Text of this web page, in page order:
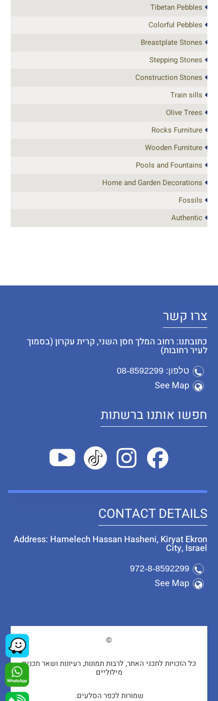
Tibetan Pebbles
Colorful Pebbles
Breastplate Stones
Stepping Stones
Construction Stones
Train sills
Olive Trees
Rocks Furniture
Wooden Furniture
Pools and Fountains
Home and Garden Decorations
Fossils
Authentic
צרו קשר
כתובתנו: רחוב המלך חסן השני, קרית עקרון (בסמוך
לעיר רחובות)
טלפון: 08-8592299
See Map
חפשו אותנו ברשתות
CONTACT DETAILS
Address: Hamelech Hassan Hasheni, Kiryat Ekron
City, Israel
972-8-8592299
See Map
©
כל הזכויות לתכני האתר, לרבות תמונות, רעיונות ושאר תכנים
מילוליים
שמורות לכפר הסלעים.